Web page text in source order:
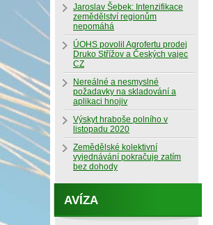
Jaroslav Šebek: Intenzifikace
zemědělství regionům
nepomáhá
ÚOHS povolil Agrofertu prodej
Druko Střížov a Českých vajec
CZ
Nereálné a nesmyslné
požadavky na skladování a
aplikaci hnojiv
Výskyt hraboše polního v
listopadu 2020
Zemědělské kolektivní
vyjednávání pokračuje zatím
bez dohody
AVÍZA